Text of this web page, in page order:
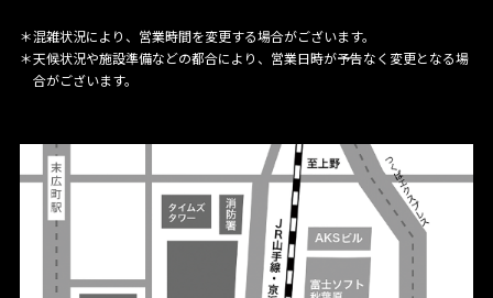
＊混雑状況により、営業時間を変更する場合がございます。
＊天候状況や施設準備などの都合により、営業日時が予告なく変更となる場
合がございます。